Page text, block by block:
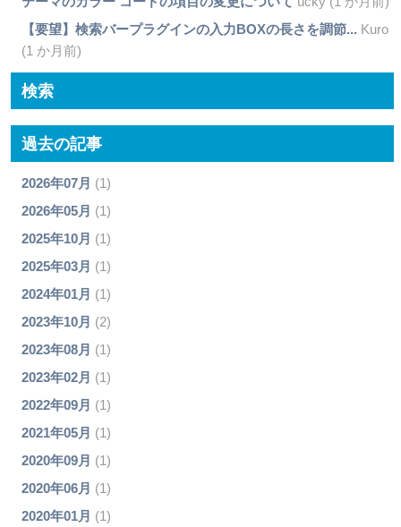
【要望】検索バープラグインの入力BOXの長さを調節... Kuro
(1 か月前)
検索
過去の記事
2026年07月 (1)
2026年05月 (1)
2025年10月 (1)
2025年03月 (1)
2024年01月 (1)
2023年10月 (2)
2023年08月 (1)
2023年02月 (1)
2022年09月 (1)
2021年05月 (1)
2020年09月 (1)
2020年06月 (1)
2020年01月 (1)